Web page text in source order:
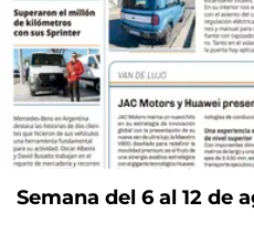
Semana del 6 al 12 de